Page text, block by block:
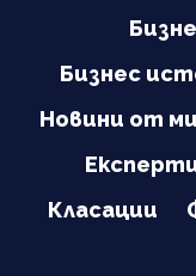
Бизнес
Новини от
Класации